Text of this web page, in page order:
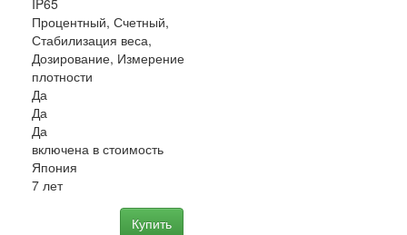
IP65
Процентный, Счетный,
Стабилизация веса,
Дозирование, Измерение
плотности
Да
Да
Да
включена в стоимость
Япония
7 лет
Купить